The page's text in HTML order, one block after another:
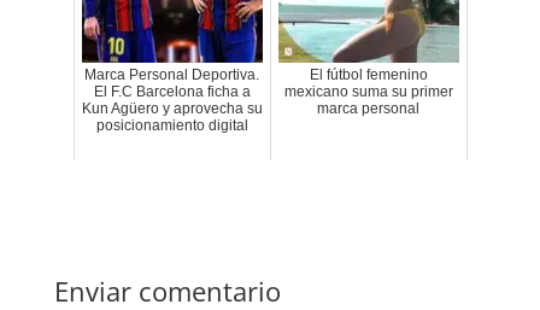
Marca Personal Deportiva.
El F.C Barcelona ficha a
Kun Agüero y aprovecha su
posicionamiento digital
El fútbol femenino
mexicano suma su primer
marca personal
Enviar comentario